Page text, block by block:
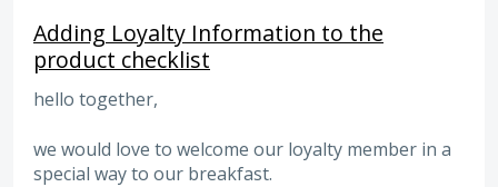
Adding Loyalty Information to the
product checklist
hello together,
we would love to welcome our loyalty member in a
special way to our breakfast.